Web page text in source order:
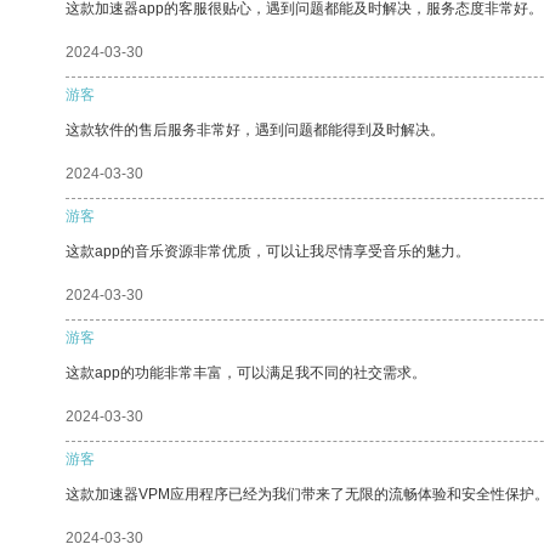
这款加速器app的客服很贴心，遇到问题都能及时解决，服务态度非常好。
2024-03-30
游客
这款软件的售后服务非常好，遇到问题都能得到及时解决。
2024-03-30
游客
这款app的音乐资源非常优质，可以让我尽情享受音乐的魅力。
2024-03-30
游客
这款app的功能非常丰富，可以满足我不同的社交需求。
2024-03-30
游客
这款加速器VPM应用程序已经为我们带来了无限的流畅体验和安全性保护
2024-03-30